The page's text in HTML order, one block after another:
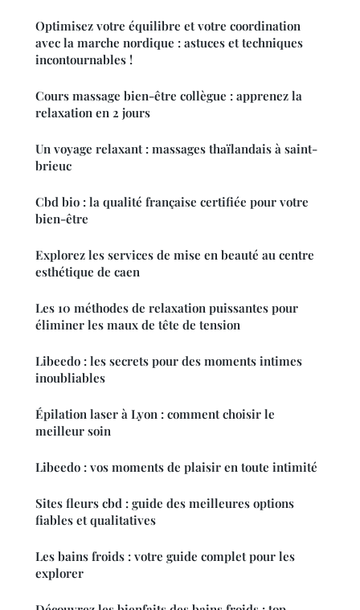
Optimisez votre équilibre et votre coordination
avec la marche nordique : astuces et techniques
incontournables !
Cours massage bien-être collègue : apprenez la
relaxation en 2 jours
Un voyage relaxant : massages thaïlandais à saint-
brieuc
Cbd bio : la qualité française certifiée pour votre
bien-être
Explorez les services de mise en beauté au centre
esthétique de caen
Les 10 méthodes de relaxation puissantes pour
éliminer les maux de tête de tension
Libeedo : les secrets pour des moments intimes
inoubliables
Épilation laser à Lyon : comment choisir le
meilleur soin
Libeedo : vos moments de plaisir en toute intimité
Sites fleurs cbd : guide des meilleures options
fiables et qualitatives
Les bains froids : votre guide complet pour les
explorer